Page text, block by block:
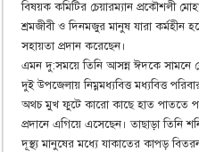
বিষয়ক কমিটির চেয়ারম্যান প্রকৌশলী
শ্রমজীবী ও দিনমজুর মানুষ যারা
সহায়তা প্রদান করেছেন।
এমন দু:সময়ে তিনি আসন্ন ঈদকে সামনে
দুই উপজেলায় নিম্নমধ্যবিত্ত মধ্যবিত্ত
অথচ মুখ ফুটে কারো কাছে হাত পাততে
প্রদানে এগিয়ে এসেছেন। তাছাড়া
দূস্থ্য মানুষের মধ্যে যাকাতের কাপড়